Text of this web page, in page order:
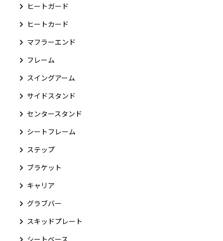
ヒートガード
ヒートカード
マフラーエンド
フレーム
スイングアーム
サイドスタンド
センタースタンド
シートフレーム
ステップ
ブラケット
キャリア
グラブバー
スキッドプレート
シートベース